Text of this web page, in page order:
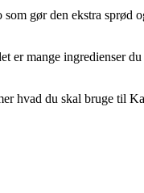
gør den ekstra
er mange ingredienser
hvad du skal bruge til